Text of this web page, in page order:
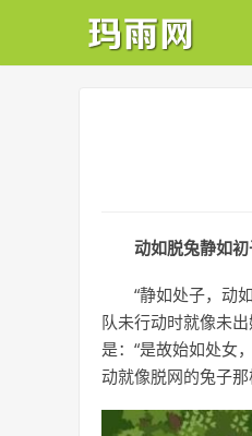
动如脱兔静如
“静如处子，动
队未行动时就像未
是：“是故始如处女
动就像脱网的兔子那